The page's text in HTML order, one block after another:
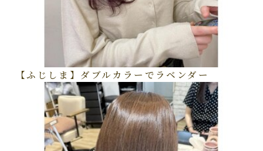
【ふじしま】ダブルカラーでラベンダー